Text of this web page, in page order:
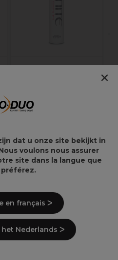
25,41€
France
appliquer la poudre
dat u onze site bekijkt in
voulons nous assurer
site dans la langue que
préférez.
en français ᐳ
Nederlands ᐳ
×